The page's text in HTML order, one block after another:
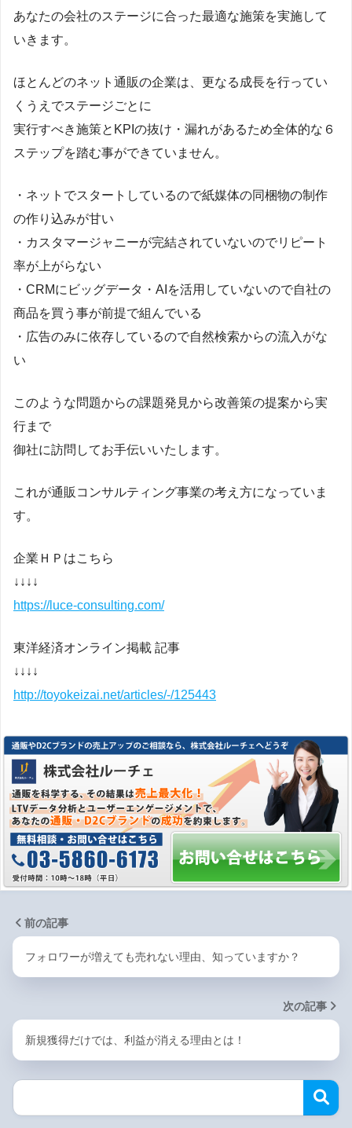
あなたの会社のステージに合った最適な施策を実施して
いきます。
ほとんどのネット通販の企業は、更なる成長を行ってい
くうえでステージごとに
実行すべき施策とKPIの抜け・漏れがあるため全体的な６
ステップを踏む事ができていません。
・ネットでスタートしているので紙媒体の同梱物の制作
の作り込みが甘い
・カスタマージャニーが完結されていないのでリピート
率が上がらない
・CRMにビッグデータ・AIを活用していないので自社の
商品を買う事が前提で組んでいる
・広告のみに依存しているので自然検索からの流入がな
い
このような問題からの課題発見から改善策の提案から実
行まで
御社に訪問してお手伝いいたします。
これが通販コンサルティング事業の考え方になっていま
す。
企業ＨＰはこちら
↓↓↓↓
https://luce-consulting.com/
東洋経済オンライン掲載 記事
↓↓↓↓
http://toyokeizai.net/articles/-/125443
前の記事
フォロワーが増えても売れない理由、知っていますか？
次の記事
新規獲得だけでは、利益が消える理由とは！